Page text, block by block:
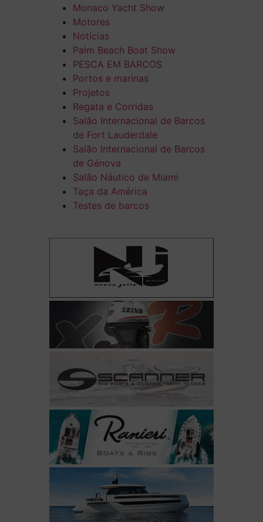
Monaco Yacht Show
Motores
Notícias
Palm Beach Boat Show
PESCA EM BARCOS
Portos e marinas
Projetos
Regata e Corridas
Salão Internacional de Barcos
de Fort Lauderdale
Salão Internacional de Barcos
de Génova
Salão Náutico de Miami
Taça da América
Testes de barcos